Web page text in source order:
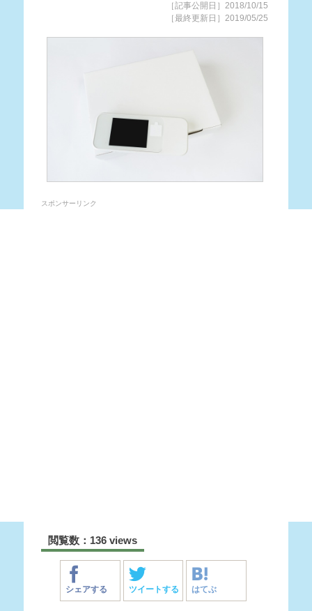
［記事公開日］2018/10/15
［最終更新日］2019/05/25
スポンサーリンク
閲覧数：136 views
シェアする ツイートする はてぶ